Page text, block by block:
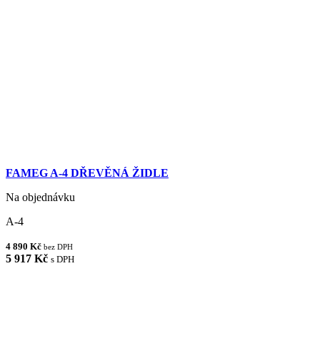
FAMEG A-4 DŘEVĚNÁ ŽIDLE
Na objednávku
A-4
4 890 Kč bez DPH
5 917 Kč s DPH